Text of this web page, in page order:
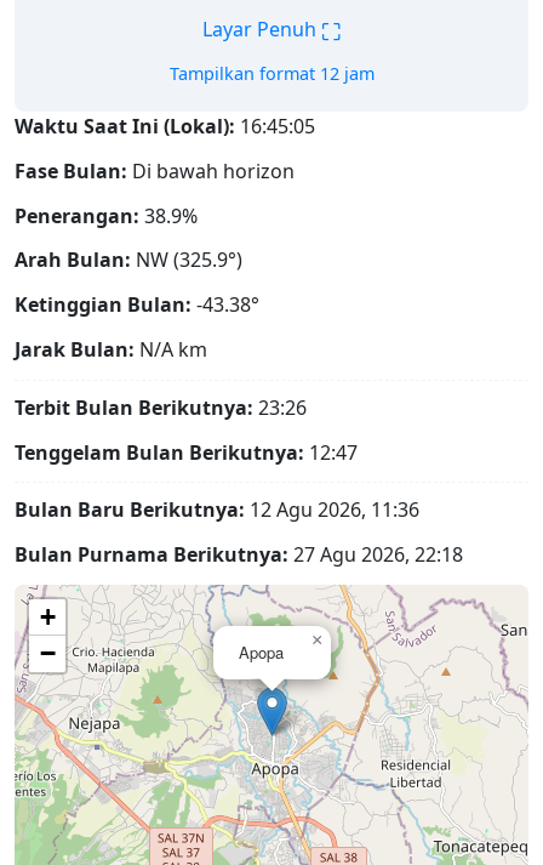
Layar Penuh ⛶
Tampilkan format 12 jam
Waktu Saat Ini (Lokal): 16:45:06
Fase Bulan: Di bawah horizon
Penerangan: 38.9%
Arah Bulan: NW (325.9°)
Ketinggian Bulan: -43.38°
Jarak Bulan: N/A km
Terbit Bulan Berikutnya: 23:26
Tenggelam Bulan Berikutnya: 12:47
Bulan Baru Berikutnya: 12 Agu 2026, 11:36
Bulan Purnama Berikutnya: 27 Agu 2026, 22:18
Apopa
×
+
−